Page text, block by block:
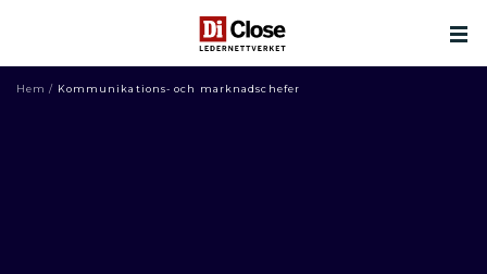
Hem / Kommunikations- och marknadschefer